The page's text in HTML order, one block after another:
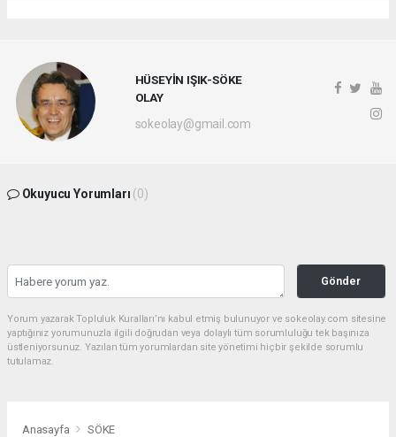
HÜSEYİN IŞIK-SÖKE
OLAY
sokeolay@gmail.com
Okuyucu Yorumları (0)
Gönder
Yorum yazarak Topluluk Kuralları’nı kabul etmiş bulunuyor ve sokeolay.com sitesine
yaptığınız yorumunuzla ilgili doğrudan veya dolaylı tüm sorumluluğu tek başınıza
üstleniyorsunuz. Yazılan tüm yorumlardan site yönetimi hiçbir şekilde sorumlu
tutulamaz.
Anasayfa SÖKE